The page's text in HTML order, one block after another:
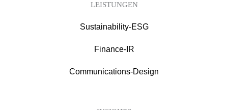
LEISTUNGEN
Sustainability-ESG
Finance-IR
Communications-Design